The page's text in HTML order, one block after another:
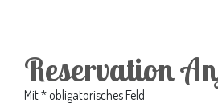
Reservation
Mit * obligatorisches Feld